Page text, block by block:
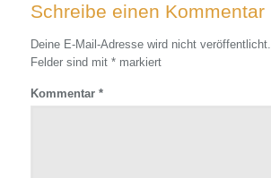
Schreibe einen Kommentar
Deine E-Mail-Adresse wird nicht veröffentlicht.
Felder sind mit *markiert
Kommentar *